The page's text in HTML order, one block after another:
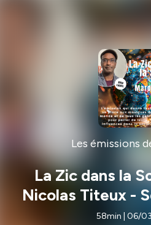
Les émissions
La Zic dans la
Nicolas Titeux -
58min | 06/